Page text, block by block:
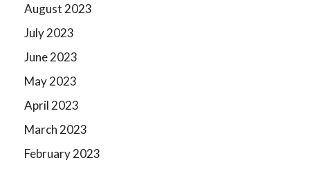
August 2023
July 2023
June 2023
May 2023
April 2023
March 2023
February 2023